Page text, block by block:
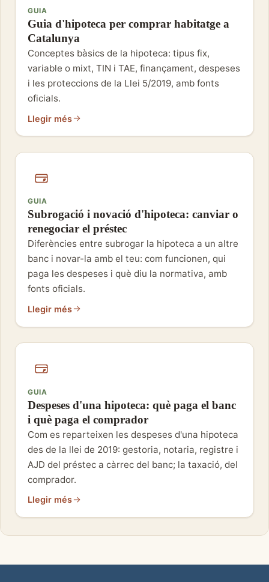
GUIA
Guia d'hipoteca per comprar habitatge a
Catalunya
Conceptes bàsics de la hipoteca: tipus fix,
variable o mixt, TIN i TAE, finançament, despeses
i les proteccions de la Llei 5/2019, amb fonts
oficials.
Llegir més
GUIA
Subrogació i novació d'hipoteca: canviar o
renegociar el préstec
Diferències entre subrogar la hipoteca a un altre
banc i novar-la amb el teu: com funcionen, qui
paga les despeses i què diu la normativa, amb
fonts oficials.
Llegir més
GUIA
Despeses d'una hipoteca: què paga el banc
i què paga el comprador
Com es reparteixen les despeses d'una hipoteca
des de la llei de 2019: gestoria, notaria, registre i
AJD del préstec a càrrec del banc; la taxació, del
comprador.
Llegir més